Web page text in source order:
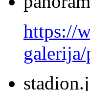
https://